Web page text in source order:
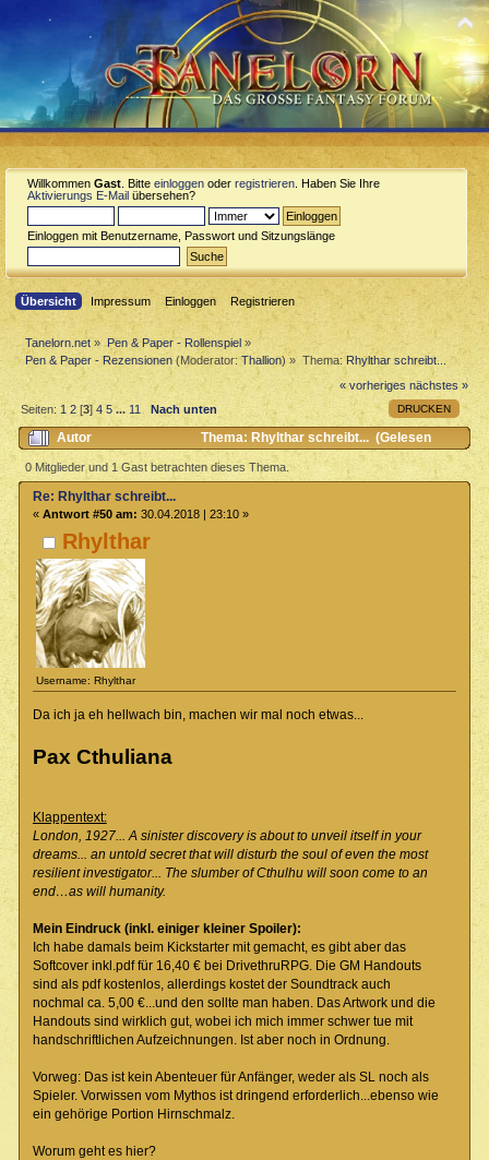
Willkommen Gast . Bitte einloggen oder registrieren . Haben Sie Ihre
Aktivierungs E-Mail übersehen?
Einloggen mit Benutzername, Passwort und Sitzungslänge
Übersicht Impressum Einloggen Registrieren
Tanelorn.net » Pen & Paper - Rollenspiel»
Pen & Paper - Rezensionen(Moderator:Thallion) » Thema: Rhylthar schreibt...
« vorheriges nächstes »
DRUCKEN
Seiten:1 2[3]4 5 ...11 Nach unten
Autor
Thema: Rhylthar schreibt... (Gelesen
96871 mal)
0 Mitglieder und 1 Gast betrachten dieses Thema.
Rhylthar
Username: Rhylthar
Re: Rhylthar schreibt...
« Antwort #50 am: 30.04.2018 | 23:10 »
Da ich ja eh hellwach bin, machen wir mal noch etwas...
Pax Cthuliana
Klappentext:
London, 1927... A sinister discovery is about to unveil itself in your
dreams... an untold secret that will disturb the soul of even the most
resilient investigator... The slumber of Cthulhu will soon come to an
end…as will humanity.
Mein Eindruck (inkl. einiger kleiner Spoiler):
Ich habe damals beim Kickstarter mit gemacht, es gibt aber das
Softcover inkl.pdf für 16,40 € bei DrivethruRPG. Die GM Handouts
sind als pdf kostenlos, allerdings kostet der Soundtrack auch
nochmal ca. 5,00 €...und den sollte man haben. Das Artwork und die
Handouts sind wirklich gut, wobei ich mich immer schwer tue mit
handschriftlichen Aufzeichnungen. Ist aber noch in Ordnung.
Vorweg: Das ist kein Abenteuer für Anfänger, weder als SL noch als
Spieler. Vorwissen vom Mythos ist dringend erforderlich...ebenso wie
ein gehörige Portion Hirnschmalz.
Worum geht es hier?